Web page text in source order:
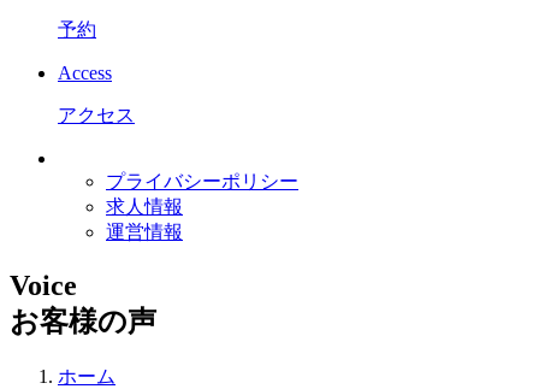
予約
Access
アクセス
プライバシーポリシー
求人情報
運営情報
Voice
お客様の声
ホーム